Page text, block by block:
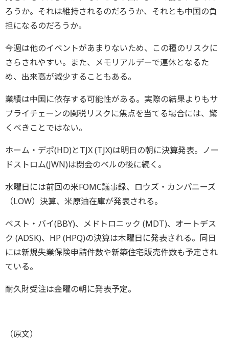
ろうか。それは維持されるのだろうか、それとも中国の負
担になるのだろうか。
今週は他のイベントがあまりないため、この種のリスクに
さらされやすい。また、メモリアルデーで連休となるた
め、出来高が減少することもある。
業績は中国に依存する可能性がある。実際の結果よりもサ
プライチェーンの関税リスクに焦点を当てる場合には、驚
くべきことではない。
ホーム・デポ(HD)とTJX (TJX)は明日の朝に決算発表。ノー
ドストロム(JWN)は閉会のベルの後に続く。
水曜日には前回の米FOMC議事録、ロウズ・カンパニーズ
（LOW）決算、米原油在庫が発表される。
ベスト・バイ(BBY)、メドトロニック (MDT)、オートデス
ク (ADSK)、HP (HPQ)の決算は木曜日に発表される。同日
には新規失業保険申請件数や新築住宅販売件数も予定され
ている。
耐久財受注は金曜の朝に発表予定。
（原文）